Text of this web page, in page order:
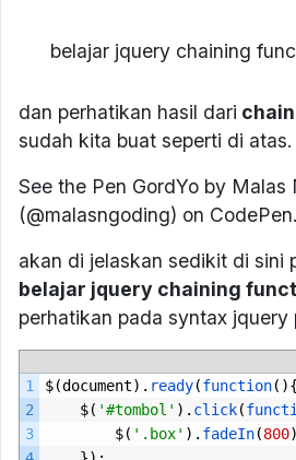
belajar jquery chaining
dan perhatikan hasil dari
sudah kita buat seperti di atas.
See the Pen GordYo by Malas
(@malasngoding) on CodePen.
akan di jelaskan sedikit di sini
belajar jquery chaining
perhatikan pada syntax jquery
1
2
3
$(document). ready(function(){
$( '#tombol' ). click(
$( '.box' ). fadeIn(800